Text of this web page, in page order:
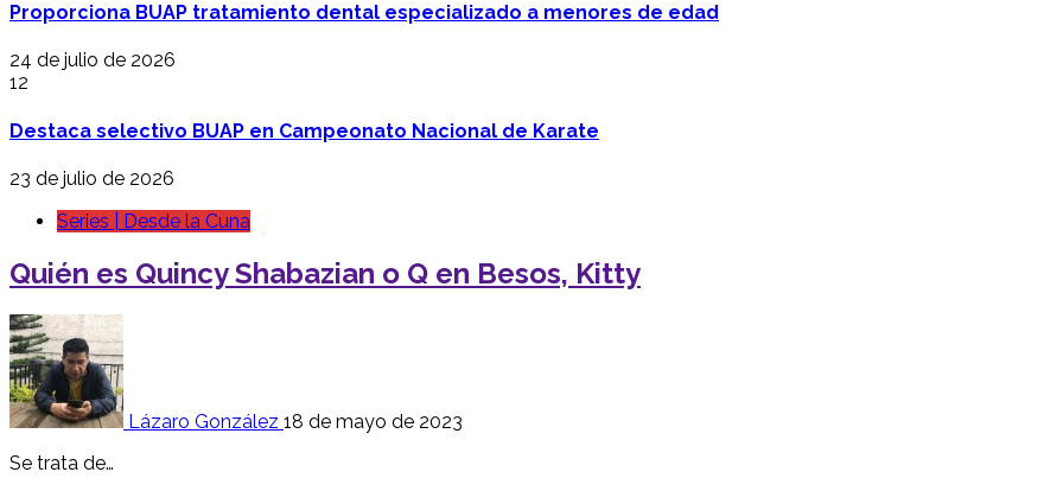
Proporciona BUAP tratamiento dental especializado a menores de edad
24 de julio de 2026
12
Destaca selectivo BUAP en Campeonato Nacional de Karate
23 de julio de 2026
Series | Desde la Cuna
Quién es Quincy Shabazian o Q en Besos, Kitty
Lázaro González 18 de mayo de 2023
Se trata de…